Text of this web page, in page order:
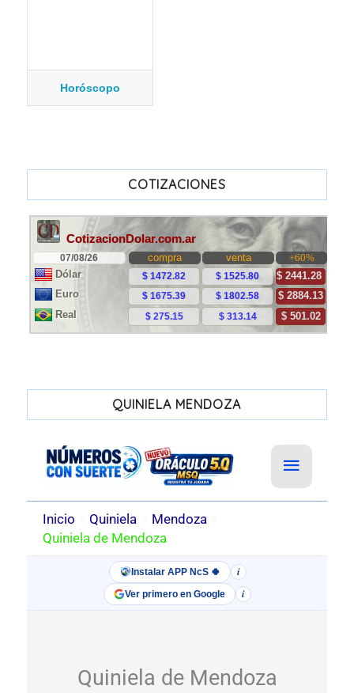
Horóscopo
COTIZACIONES
QUINIELA MENDOZA